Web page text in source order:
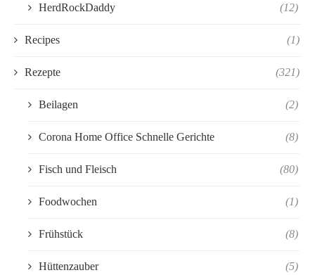
HerdRockDaddy (12)
Recipes (1)
Rezepte (321)
Beilagen (2)
Corona Home Office Schnelle Gerichte (8)
Fisch und Fleisch (80)
Foodwochen (1)
Frühstück (8)
Hüttenzauber (5)